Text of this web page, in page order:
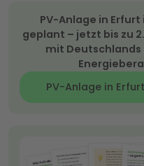
PV-Anlage in
geplant – jetzt bis zu
mit
PV-Anlage in